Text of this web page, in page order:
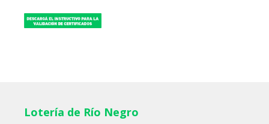
Lotería de Río Negro